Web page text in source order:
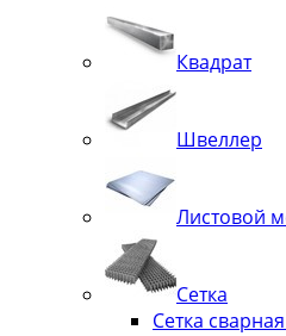
Квадрат
Швеллер
Листовой
Сетка
Сетка